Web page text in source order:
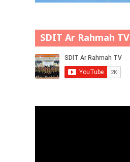
SDIT Ar Rahmah TV